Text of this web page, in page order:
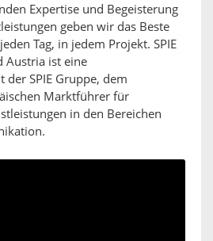
Expertise und Begeisterung
geben wir das Beste
Tag, in jedem Projekt. SPIE
Austria ist eine
SPIE Gruppe, dem
Marktführer für
in den Bereichen